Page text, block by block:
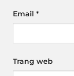
Email *
Trang web